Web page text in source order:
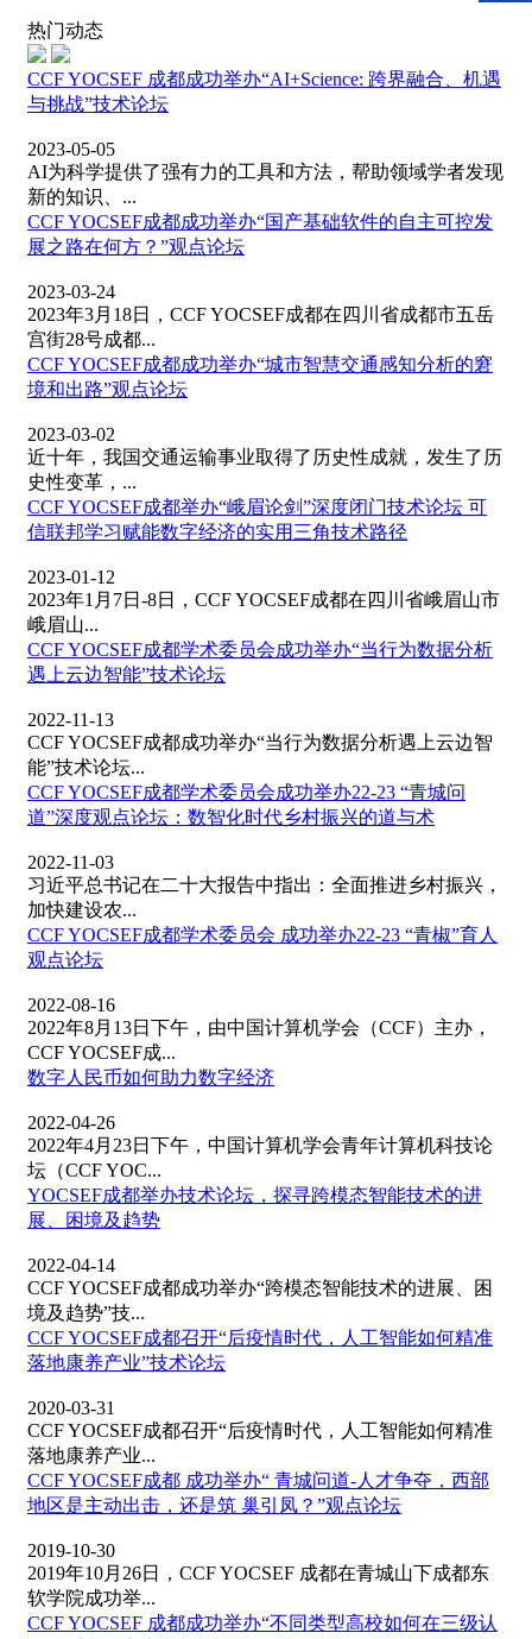
热门动态
CCF YOCSEF 成都成功举办“AI+Science: 跨界融合、机遇
与挑战”技术论坛
2023-05-05
AI为科学提供了强有力的工具和方法，帮助领域学者发现
新的知识、...
CCF YOCSEF成都成功举办“国产基础软件的自主可控发
展之路在何方？”观点论坛
2023-03-24
2023年3月18日，CCF YOCSEF成都在四川省成都市五岳
宫街28号成都...
CCF YOCSEF成都成功举办“城市智慧交通感知分析的窘
境和出路”观点论坛
2023-03-02
近十年，我国交通运输事业取得了历史性成就，发生了历
史性变革，...
CCF YOCSEF成都举办“峨眉论剑”深度闭门技术论坛 可
信联邦学习赋能数字经济的实用三角技术路径
2023-01-12
2023年1月7日-8日，CCF YOCSEF成都在四川省峨眉山市
峨眉山...
CCF YOCSEF成都学术委员会成功举办“当行为数据分析
遇上云边智能”技术论坛
2022-11-13
CCF YOCSEF成都成功举办“当行为数据分析遇上云边智
能”技术论坛...
CCF YOCSEF成都学术委员会成功举办22-23 “青城问
道”深度观点论坛：数智化时代乡村振兴的道与术
2022-11-03
习近平总书记在二十大报告中指出：全面推进乡村振兴，
加快建设农...
CCF YOCSEF成都学术委员会 成功举办22-23 “青椒”育人
观点论坛
2022-08-16
2022年8月13日下午，由中国计算机学会（CCF）主办，
CCF YOCSEF成...
数字人民币如何助力数字经济
2022-04-26
2022年4月23日下午，中国计算机学会青年计算机科技论
坛（CCF YOC...
YOCSEF成都举办技术论坛，探寻跨模态智能技术的进
展、困境及趋势
2022-04-14
CCF YOCSEF成都成功举办“跨模态智能技术的进展、困
境及趋势”技...
CCF YOCSEF成都召开“后疫情时代，人工智能如何精准
落地康养产业”技术论坛
2020-03-31
CCF YOCSEF成都召开“后疫情时代，人工智能如何精准
落地康养产业...
CCF YOCSEF成都 成功举办“ 青城问道-人才争夺，西部
地区是主动出击，还是筑 巢引凤？”观点论坛
2019-10-30
2019年10月26日，CCF YOCSEF 成都在青城山下成都东
软学院成功举...
CCF YOCSEF 成都成功举办“不同类型高校如何在三级认